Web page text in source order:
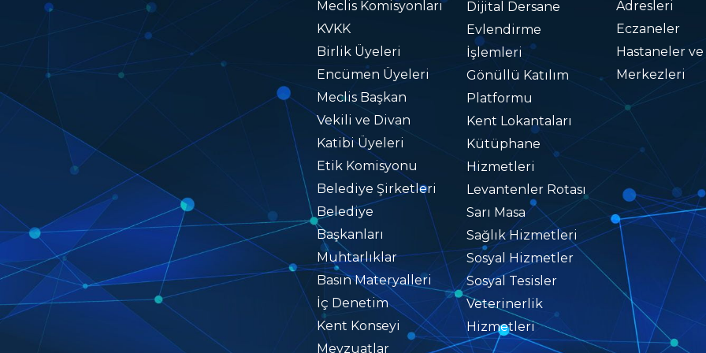
Meclis Komisyonları
KVKK
Birlik Üyeleri
Encümen Üyeleri
Meclis Başkan
Vekili ve Divan
Katibi Üyeleri
Etik Komisyonu
Belediye Şirketleri
Belediye
Başkanları
Muhtarlıklar
Basın Materyalleri
İç Denetim
Kent Konseyi
Mevzuatlar
Dijital Dersane
Evlendirme
İşlemleri
Gönüllü Katılım
Platformu
Kent Lokantaları
Kütüphane
Hizmetleri
Levantenler Rotası
Sarı Masa
Sağlık Hizmetleri
Sosyal Hizmetler
Sosyal Tesisler
Veterinerlik
Hizmetleri
Adresleri
Eczaneler
Hastaneler ve
Merkezleri